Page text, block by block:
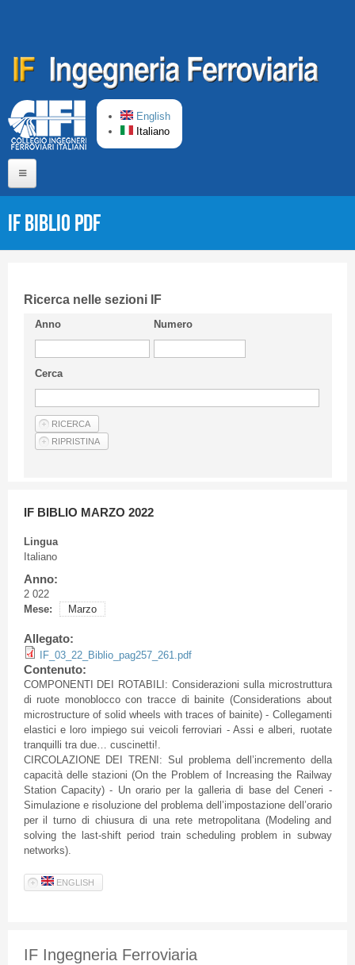
English
Italiano
CIFI in breve
Linee Guida
Privacy Policy
Articoli
IF Biblio PDF
Ricerca nelle sezioni IF
Anno Numero
Cerca
IF BIBLIO MARZO 2022
Lingua
Italiano
Anno:
2 022
Mese:
Marzo
Allegato:
IF_03_22_Biblio_pag257_261.pdf
Contenuto:
COMPONENTI DEI ROTABILI: Considerazioni sulla microstruttura
di ruote monoblocco con tracce di bainite (Considerations about
microstructure of solid wheels with traces of bainite) - Collegamenti
elastici e loro impiego sui veicoli ferroviari - Assi e alberi, ruotate
tranquilli tra due… cuscinetti!.
CIRCOLAZIONE DEI TRENI: Sul problema dell’incremento della
capacità delle stazioni (On the Problem of Increasing the Railway
Station Capacity) - Un orario per la galleria di base del Ceneri -
Simulazione e risoluzione del problema dell’impostazione dell’orario
per il turno di chiusura di una rete metropolitana (Modeling and
solving the last-shift period train scheduling problem in subway
networks).
ENGLISH
IF Ingegneria Ferroviaria